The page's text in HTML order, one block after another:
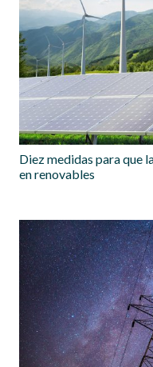
Diez medidas para que
en renovables